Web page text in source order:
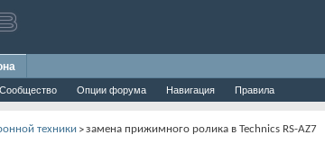
Сообщество Опции форума Навигация Правила
техники >замена прижимного ролика в Technics RS-AZ7